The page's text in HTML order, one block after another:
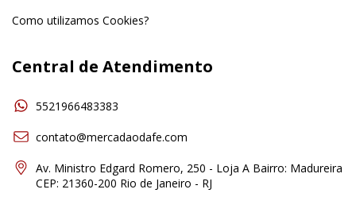
Como utilizamos Cookies?
Central de Atendimento
5521966483383
contato@mercadaodafe.com
Av. Ministro Edgard Romero, 250 - Loja A Bairro: Madureira
CEP: 21360-200 Rio de Janeiro - RJ